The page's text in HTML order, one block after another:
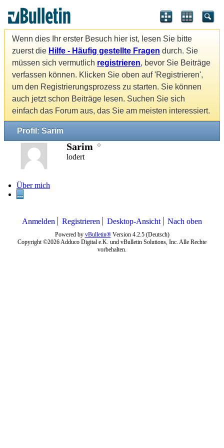
Wenn dies Ihr erster Besuch hier ist, lesen Sie bitte
zuerst die Hilfe - Häufig gestellte Fragen durch. Sie
müssen sich vermutlich registrieren, bevor Sie Beiträge
verfassen können. Klicken Sie oben auf 'Registrieren',
um den Registrierungsprozess zu starten. Sie können
auch jetzt schon Beiträge lesen. Suchen Sie sich
einfach das Forum aus, das Sie am meisten interessiert.
Profil: Sarim
Sarim
lodert
Über mich
...
Anmelden Registrieren Desktop-Ansicht Nach oben
Powered by vBulletin®Version 4.2.5 (Deutsch)
Copyright ©2026 Adduco Digital e.K. und vBulletin Solutions, Inc. Alle Rechte
vorbehalten.